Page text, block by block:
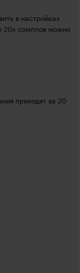
в настройках
20к сэмплов можно
приходят за 20